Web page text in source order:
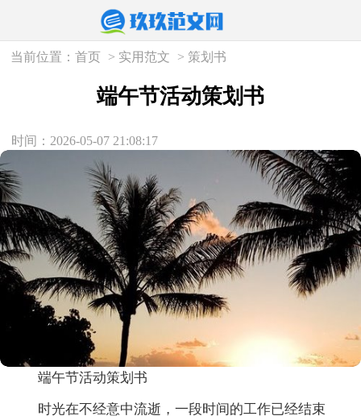
当前位置：首页 > 实用范文 > 策划书
端午节活动策划书
时间：2026-05-07 21:08:17
端午节活动策划书
时光在不经意中流逝，一段时间的工作已经结束